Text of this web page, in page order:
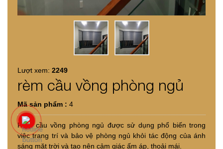
Lượt xem: 2249
rèm cầu vồng phòng ngủ
Mã sản phẩm : 4
Rèm cầu vồng phòng ngủ được sử dụng phổ biến trong
việc trang trí và bảo vệ phòng ngủ khỏi tác động của ánh
sáng mặt trời và tạo nên cảm giác ấm áp, thoải mái.